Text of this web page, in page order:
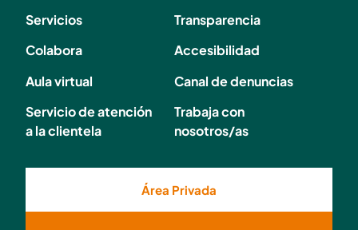
Servicios
Colabora
Aula virtual
Servicio de atención
a la clientela
Transparencia
Accesibilidad
Canal de denuncias
Trabaja con
nosotros/as
Área Privada